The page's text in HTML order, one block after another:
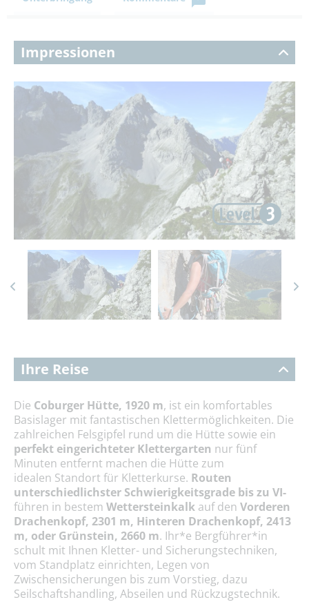
Impressionen
Ihre Reise
Die Coburger Hütte, 1920 m, ist ein komfortables
Basislager mit fantastischen Klettermöglichkeiten. Die
zahlreichen Felsgipfel rund um die Hütte sowie ein
perfekt eingerichteter Klettergarten nur fünf
Minuten entfernt machen die Hütte zum
idealen Standort für Kletterkurse. Routen
unterschiedlichster Schwierigkeitsgrade bis zu VI-
führen in bestem Wettersteinkalk auf den Vorderen
Drachenkopf, 2301 m, Hinteren Drachenkopf, 2413
m, oder Grünstein, 2660 m. Ihr*e Bergführer*in
schult mit Ihnen Kletter- und Sicherungstechniken,
vom Standplatz einrichten, Legen von
Zwischensicherungen bis zum Vorstieg, dazu
Seilschaftshandling, Abseilen und Rückzugstechnik.